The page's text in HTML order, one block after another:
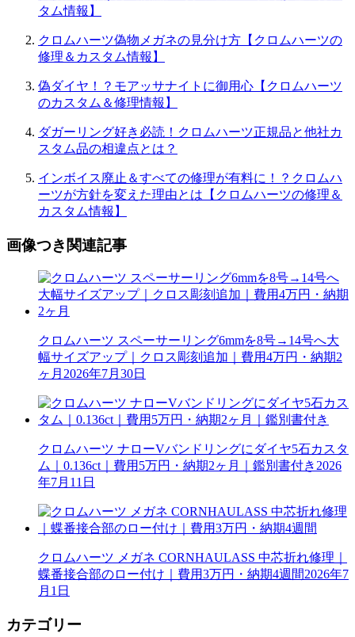
タム情報】
クロムハーツ偽物メガネの見分け方【クロムハーツの
修理＆カスタム情報】
偽ダイヤ！？モアッサナイトに御用心【クロムハーツ
のカスタム＆修理情報】
ダガーリング好き必読！クロムハーツ正規品と他社カ
スタム品の相違点とは？
インボイス廃止＆すべての修理が有料に！？クロムハ
ーツが方針を変えた理由とは【クロムハーツの修理＆
カスタム情報】
画像つき関連記事
クロムハーツ スペーサーリング6mmを8号→14号へ大
幅サイズアップ｜クロス彫刻追加｜費用4万円・納期2
ヶ月 2026年7月30日
クロムハーツ ナローVバンドリングにダイヤ5石カスタ
ム｜0.136ct｜費用5万円・納期2ヶ月｜鑑別書付き 2026
年7月11日
クロムハーツ メガネ CORNHAULASS 中芯折れ修理｜
蝶番接合部のロー付け｜費用3万円・納期4週間2026年7
月1日
カテゴリー